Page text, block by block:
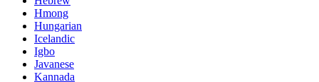
Hmong
Hungarian
Icelandic
Igbo
Javanese
Kannada